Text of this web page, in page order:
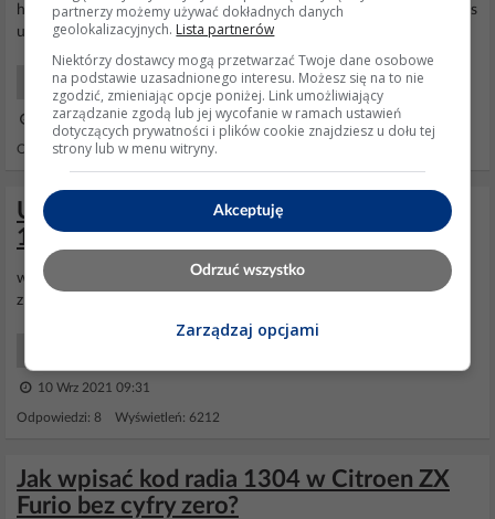
http://www.elektroda.pl/rtvforum/topic70... Jesli tak to kupuje jakas
uzywke i ciesze sie nowym drugim pilotem :)
Samochody Zabezpieczenia
31 Lip 2013 19:46
Odpowiedzi: 1 Wyświetleń: 10629
Ustawienie rozrządu w Citroenie AX 1.4D
1991 - brak znaków na bloku
witam wie może ktoś jak ustawić rozrząd w
ax 1.4D z 91r
znaki są tylko na kołach a na bloku nic niema
10 Wrz 2021 09:31
Odpowiedzi: 8 Wyświetleń: 6212
Jak wpisać kod radia 1304 w Citroen ZX
Furio bez cyfry zero?
partnerzy możemy używać dokładnych danych
geolokalizacyjnych. Lista partnerów
Niektórzy dostawcy mogą przetwarzać Twoje dane osobowe
na podstawie uzasadnionego interesu. Możesz się na to nie
zgodzić, zmieniając opcje poniżej. Link umożliwiający
zarządzanie zgodą lub jej wycofanie w ramach ustawień
dotyczących prywatności i plików cookie znajdziesz u dołu tej
strony lub w menu witryny.
Akceptuję
Odrzuć wszystko
Zarządzaj opcjami